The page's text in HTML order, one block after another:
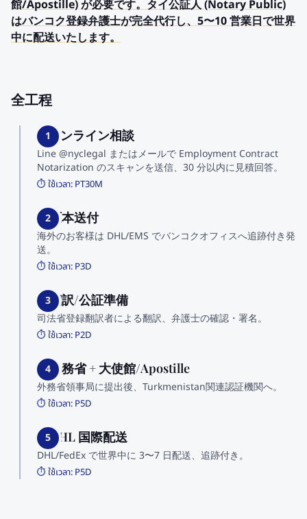
館/Apostille) が必要です。タイ公証人 (Notary Public)
はバンコク登録弁護士が完全代行し、5〜10 営業日で世界
中に配送いたします。
全工程
1
1. オンライン相談
Line @nyclegal またはメールで Employment Contract
Notarization のスキャンを送信、30 分以内に見積回答。
⏱️ ใช้เวลา: PT30M
2
2. 原本送付
海外のお客様は DHL/EMS でバンコクオフィスへ追跡付き発
送。
⏱️ ใช้เวลา: P3D
3
3. 翻訳/公証準備
司法省登録翻訳者による翻訳、弁護士の確認・署名。
⏱️ ใช้เวลา: P2D
4
4. 外務省 + 大使館/Apostille
外務省領事局に提出後、Turkmenistan関連認証機関へ。
⏱️ ใช้เวลา: P5D
5
5. DHL 国際配送
DHL/FedEx で世界中に 3〜7 日配送、追跡付き。
⏱️ ใช้เวลา: P5D